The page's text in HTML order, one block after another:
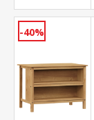
-40%